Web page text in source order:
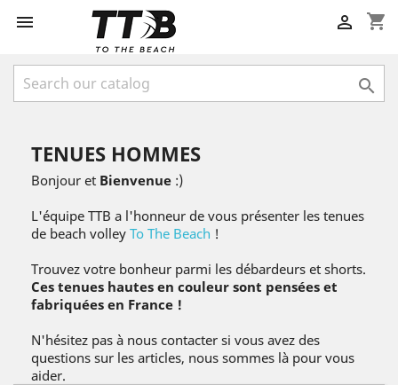
 shopping_cart


TENUES HOMMES
Bonjour et Bienvenue :)
L'équipe TTB a l'honneur de vous présenter les tenues
de beach volley To The Beach !
Trouvez votre bonheur parmi les débardeurs et shorts.
Ces tenues hautes en couleur sont pensées et
fabriquées en France !
N'hésitez pas à nous contacter si vous avez des
questions sur les articles, nous sommes là pour vous
aider.